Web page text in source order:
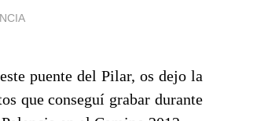
puente del Pilar, os dejo la
que conseguí grabar durante